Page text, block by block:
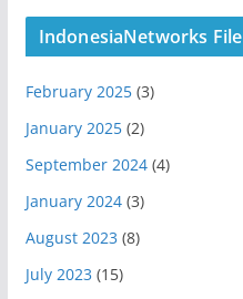
IndonesiaNetworks File
February 2025(3)
January 2025(2)
September 2024(4)
January 2024(3)
August 2023 (8)
July 2023 (15)